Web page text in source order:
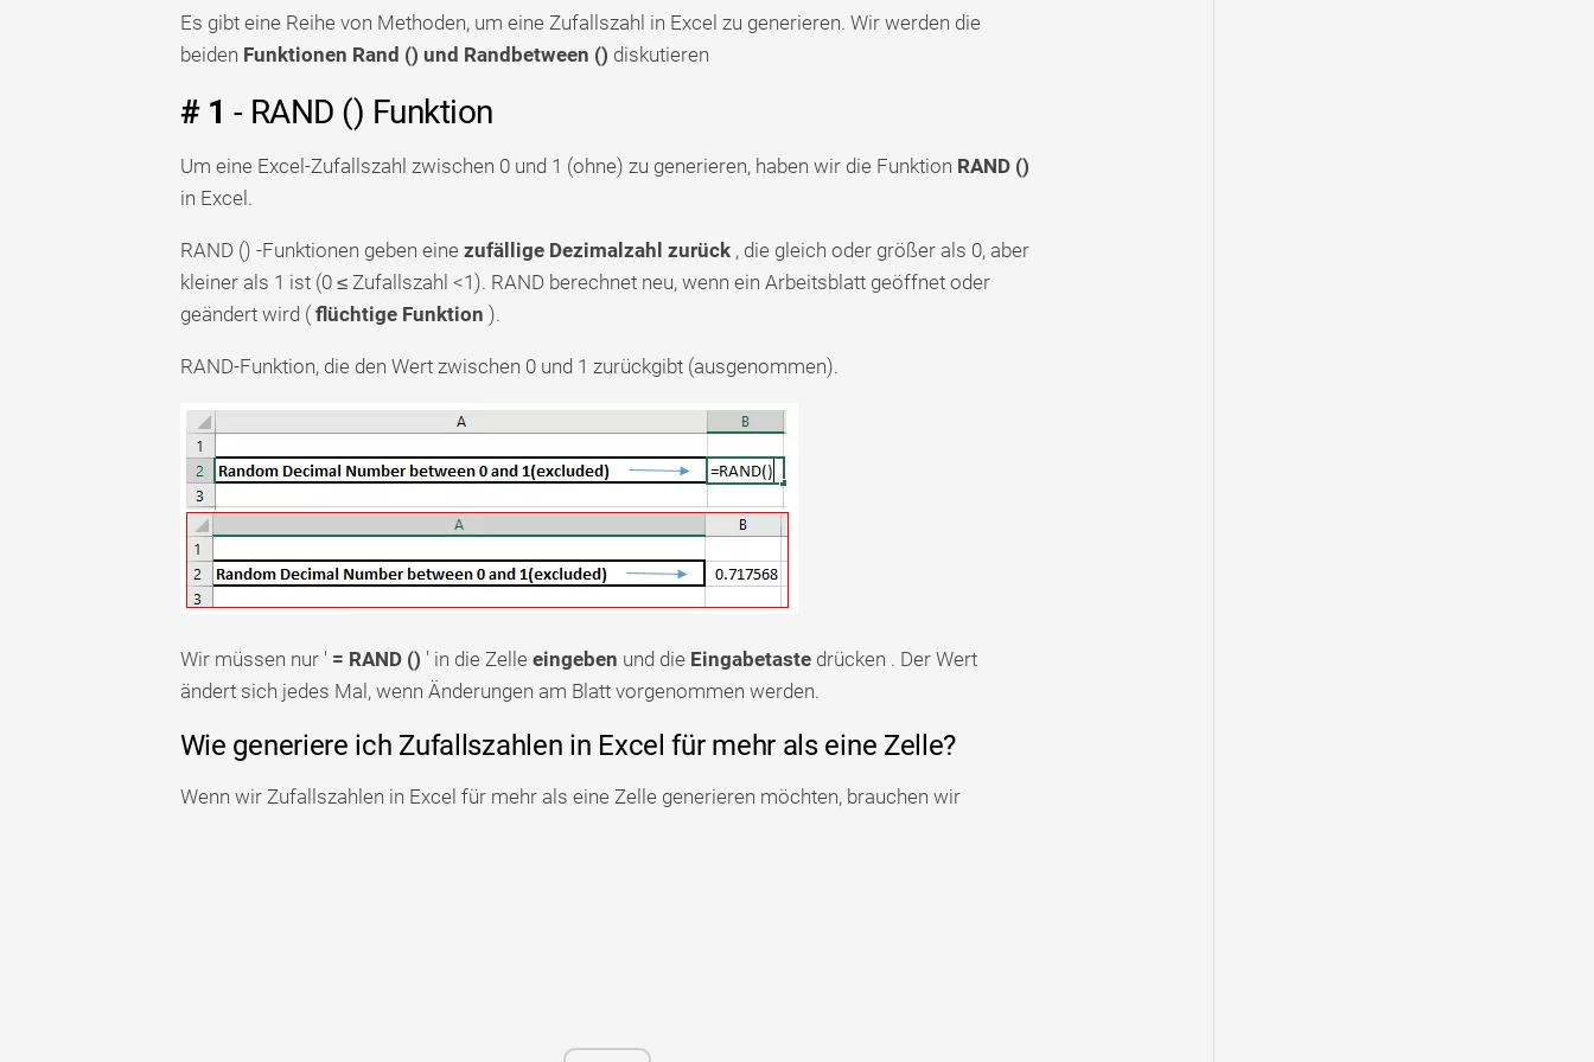
Es gibt eine Reihe von Methoden, um eine Zufallszahl in Excel zu generieren. Wir werden die
beiden Funktionen Rand () und Randbetween () diskutieren
# 1 - RAND () Funktion
Um eine Excel-Zufallszahl zwischen 0 und 1 (ohne) zu generieren, haben wir die Funktion RAND ()
in Excel.
RAND () -Funktionen geben eine zufällige Dezimalzahl zurück, die gleich oder größer als 0, aber
kleiner als 1 ist (0 ≤ Zufallszahl <1). RAND berechnet neu, wenn ein Arbeitsblatt geöffnet oder
geändert wird ( flüchtige Funktion ).
RAND-Funktion, die den Wert zwischen 0 und 1 zurückgibt (ausgenommen).
Wir müssen nur ' = RAND () ' in die Zelle eingeben und die Eingabetastedrücken . Der Wert
ändert sich jedes Mal, wenn Änderungen am Blatt vorgenommen werden.
Wie generiere ich Zufallszahlen in Excel für mehr als eine Zelle?
Wenn wir Zufallszahlen in Excel für mehr als eine Zelle generieren möchten, brauchen wir